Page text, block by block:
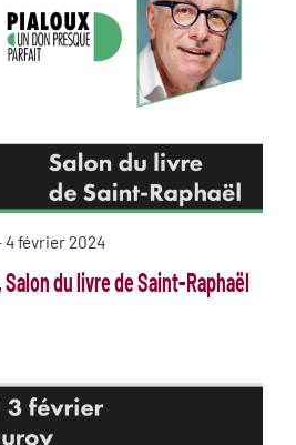
du livre de Saint-Raphaël
4 février 2024